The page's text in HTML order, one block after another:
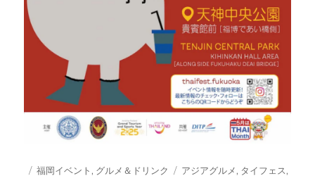
投 カ
福岡イベント, グルメ＆ドリンク
タ
アジアグルメ, タイフェス,